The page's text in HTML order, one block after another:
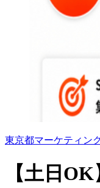
東京都マーケティン
【土日